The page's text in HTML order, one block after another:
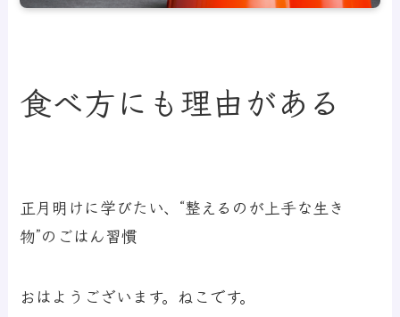
食べ方にも理由がある
正月明けに学びたい、“整えるのが上手な生き
物”のごはん習慣
おはようございます。ねこです。